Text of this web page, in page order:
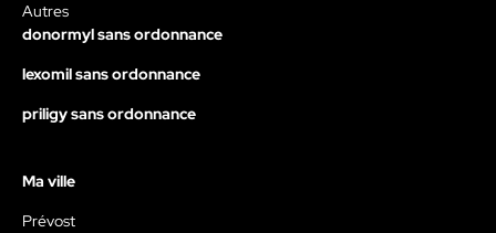
Autres
donormyl sans ordonnance
lexomil sans ordonnance
priligy sans ordonnance
Ma ville
Prévost